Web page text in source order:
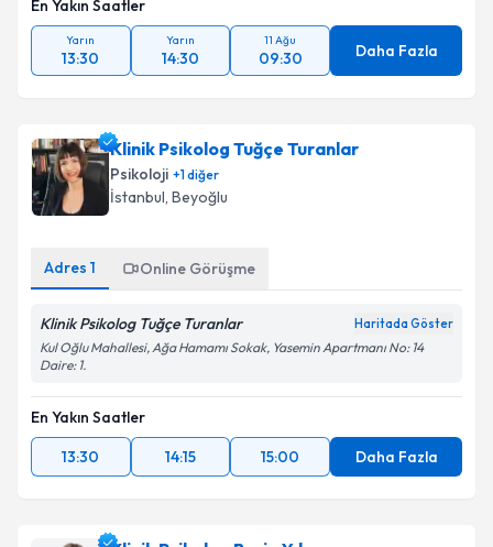
En Yakın Saatler
Yarın
13:30
Yarın
14:30
11 Ağu
09:30 Daha Fazla
Klinik Psikolog Tuğçe Turanlar
Psikoloji +1diğer
İstanbul, Beyoğlu
Adres 1 Online Görüşme
Klinik Psikolog Tuğçe Turanlar Haritada Göster
Kul Oğlu Mahallesi, Ağa Hamamı Sokak, Yasemin Apartmanı No: 14
Daire: 1.
En Yakın Saatler
13:30
14:15 15:00 Daha Fazla